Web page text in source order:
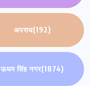
अपराध(192)
ऊधम सिंह नगर(1874)